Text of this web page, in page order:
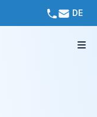
DE